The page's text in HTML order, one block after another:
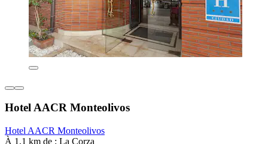
Hotel AACR Monteolivos
Hotel AACR Monteolivos
À 1,1 km de : La Corza